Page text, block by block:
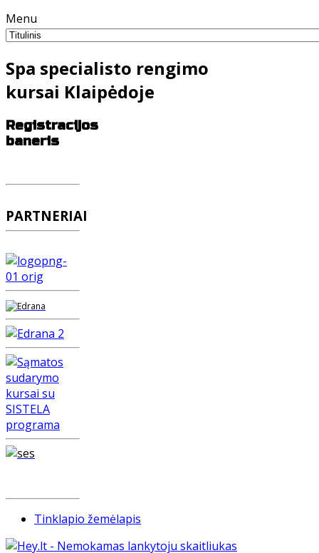
Menu
Spa specialisto rengimo
kursai Klaipėdoje
Registracijos
baneris
PARTNERIAI
Tinklapio žemėlapis